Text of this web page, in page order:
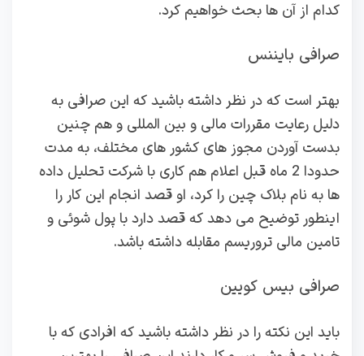
کدام از آن ها بحث خواهیم کرد.
صرافی بایننس
بهتر است که در نظر داشته باشید که این صرافی به
دلیل رعایت مقررات مالی و بین المللی و هم چنین
بدست آوردن مجوز های کشور های مختلف، به مدت
حدودا 2 ماه قبل اعلام هم کاری با شرکت تحلیل داده
ها به نام بلاک چین را کرد، او قصد انجام این کار را
اینطور توضیح می دهد که قصد دارد با پول شوئی و
تامین مالی تروریسم مقابله داشته باشد.
صرافی بیس کویین
باید این نکته را در نظر داشته باشید که افرادی که با